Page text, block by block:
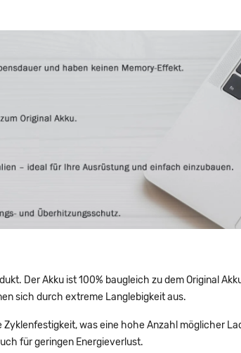
Der Akku ist 100% baugleich zu dem Original
sich durch extreme Langlebigkeit aus.
Zyklenfestigkeit, was eine hohe Anzahl möglicher
für geringen Energieverlust.